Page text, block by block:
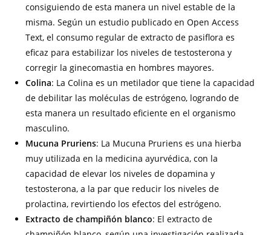
consiguiendo de esta manera un nivel estable de la
misma. Según un estudio publicado en Open Access
Text, el consumo regular de extracto de pasiflora es
eficaz para estabilizar los niveles de testosterona y
corregir la ginecomastia en hombres mayores.
Colina: La Colina es un metilador que tiene la capacidad
de debilitar las moléculas de estrógeno, logrando de
esta manera un resultado eficiente en el organismo
masculino.
Mucuna Pruriens: La Mucuna Pruriens es una hierba
muy utilizada en la medicina ayurvédica, con la
capacidad de elevar los niveles de dopamina y
testosterona, a la par que reducir los niveles de
prolactina, revirtiendo los efectos del estrógeno.
Extracto de champiñón blanco: El extracto de